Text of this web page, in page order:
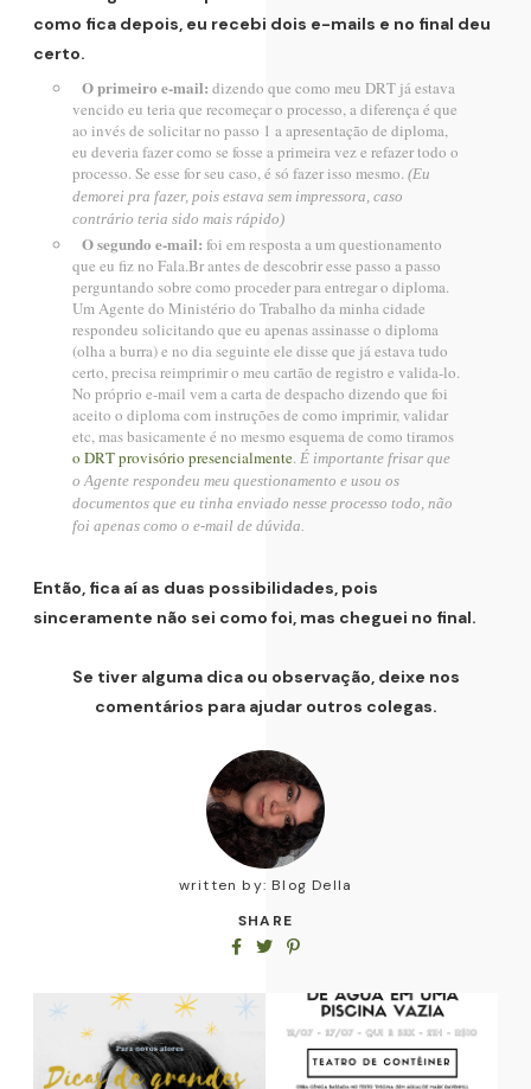
como fica depois, eu recebi dois e-mails e no final deu
certo.
O primeiro e-mail: dizendo que como meu DRT já estava
vencido eu teria que recomeçar o processo, a diferença é que
ao invés de solicitar no passo 1 a apresentação de diploma,
eu deveria fazer como se fosse a primeira vez e refazer todo o
processo. Se esse for seu caso, é só fazer isso mesmo. (Eu
demorei pra fazer, pois estava sem impressora, caso
contrário teria sido mais rápido)
O segundo e-mail: foi em resposta a um questionamento
que eu fiz no Fala.Br antes de descobrir esse passo a passo
perguntando sobre como proceder para entregar o diploma.
Um Agente do Ministério do Trabalho da minha cidade
respondeu solicitando que eu apenas assinasse o diploma
(olha a burra) e no dia seguinte ele disse que já estava tudo
certo, precisa reimprimir o meu cartão de registro e valida-lo.
No próprio e-mail vem a carta de despacho dizendo que foi
aceito o diploma com instruções de como imprimir, validar
etc, mas basicamente é no mesmo esquema de como tiramos
o DRT provisório presencialmente. É importante frisar que
o Agente respondeu meu questionamento e usou os
documentos que eu tinha enviado nesse processo todo, não
foi apenas como o e-mail de dúvida.
Então, fica aí as duas possibilidades, pois
sinceramente não sei como foi, mas cheguei no final.
Se tiver alguma dica ou observação, deixe nos
comentários para ajudar outros colegas.
written by: Blog Della
SHARE